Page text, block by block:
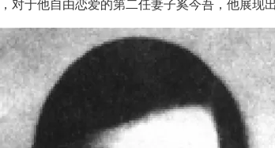
对于他自由恋爱的第二任妻子奚今吾，他展现